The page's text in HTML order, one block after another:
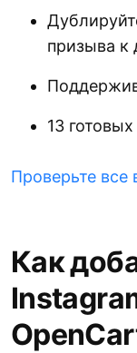
призыва к
13
Проверьте
Как